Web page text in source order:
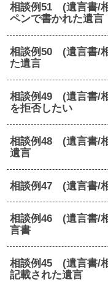
相談例51 (遺言書/
ペンで書かれた遺言
相談例50 (遺言書/
た遺言
相談例49 (遺言書/
を拒否したい
相談例48 (遺言書/
遺言
相談例47 (遺言書/
相談例46 (遺言書/
言書
相談例45 (遺言書/
記載された遺言